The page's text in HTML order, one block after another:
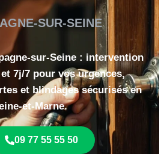
SUR-SEINE
sur-Seine : intervention
7j/7 pour vos urgences,
et blindages sécurisés en
et-Marne.
09 77 55 55 50